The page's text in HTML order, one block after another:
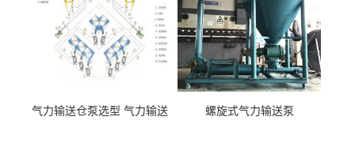
气力输送仓泵选型 气力输送
螺旋式气力输送泵